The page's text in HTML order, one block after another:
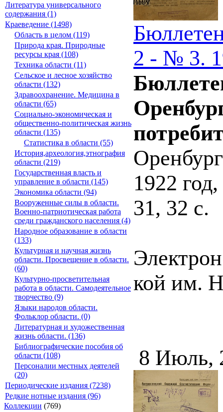
Литература универсального
содержания (1)
Краеведение (1498)
Область в целом (119)
Природа края. Природные
ресурсы края (108)
Техника области (11)
Сельское и лесное хозяйство
области (132)
Здравоохранение. Медицина в
области (65)
Социально-экономическая и
общественно-политическая жизнь
области (135)
Статистика в области (55)
История,археология,этнография
области (219)
Государственная власть и
управление в области (145)
Экономика области (94)
Вооруженные силы в области.
Военно-патриотическая работа
среди гражданского населения (4)
Народное образование в области
(133)
Культурная и научная жизнь
области. Просвещение в области.
(60)
Культурно-просветительная
работа в области. Самодеятельное
творчество (9)
Языки народов области.
Фольклор области. (0)
Литературная и художественная
жизнь области. (136)
Библиографические пособия об
области (108)
Персоналии местных деятелей
(20)
Периодические издания (7238)
Редкие нотные издания (96)
Коллекции (769)
2 - № 3.
1922
31, 32 с.
кой им.
8 Июль,